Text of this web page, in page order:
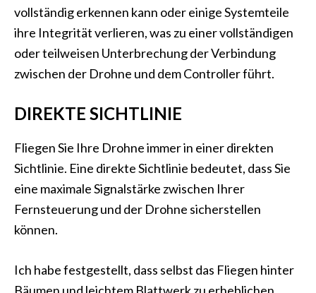
vollständig erkennen kann oder einige Systemteile
ihre Integrität verlieren, was zu einer vollständigen
oder teilweisen Unterbrechung der Verbindung
zwischen der Drohne und dem Controller führt.
DIREKTE SICHTLINIE
Fliegen Sie Ihre Drohne immer in einer direkten
Sichtlinie. Eine direkte Sichtlinie bedeutet, dass Sie
eine maximale Signalstärke zwischen Ihrer
Fernsteuerung und der Drohne sicherstellen
können.
Ich habe festgestellt, dass selbst das Fliegen hinter